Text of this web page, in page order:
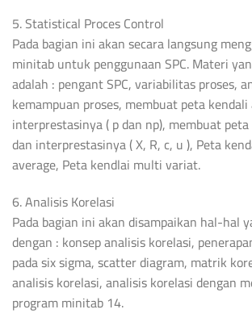
5. Statistical Proces Control
Pada bagian ini akan secara langsung
minitab untuk penggunaan SPC. Materi
adalah : pengant SPC, variabilitas proses,
kemampuan proses, membuat peta
interprestasinya ( p dan np), membuat
dan interprestasinya ( X, R, c, u ), Peta
average, Peta kendlai multi variat.
6. Analisis Korelasi
Pada bagian ini akan disampaikan hal-hal
dengan : konsep analisis korelasi,
pada six sigma, scatter diagram, matrik
analisis korelasi, analisis korelasi dengan
program minitab 14.